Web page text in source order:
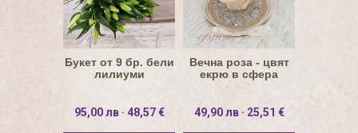
Букет от 9 бр. бели
лилиуми
95,00 лв · 48,57 €
Вечна роза - цвят
екрю в сфера
49,90 лв · 25,51 €